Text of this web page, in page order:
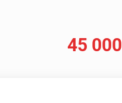
45